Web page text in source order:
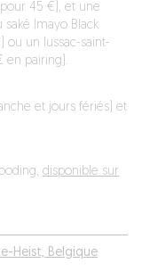
Heist, Belgique
45 €), et une
Imayo Black
ou un lussac-saint-
en pairing).
et jours fériés) et
disponible sur